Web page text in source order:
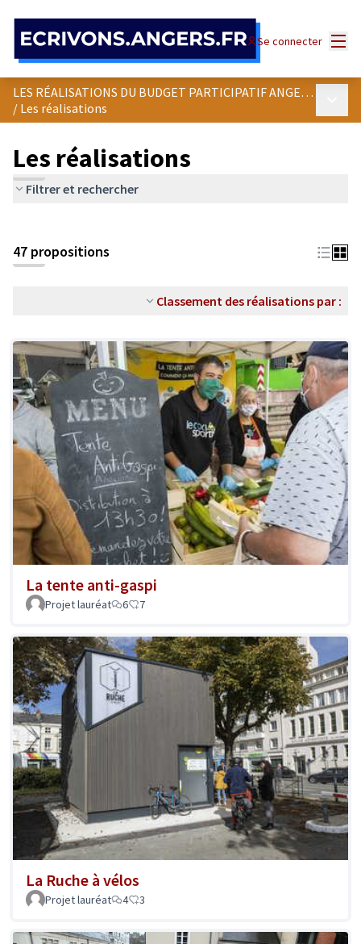
Se connecter
LES RÉALISATIONS DU BUDGET PARTICIPATIF ANGEVIN
/ Les réalisations
Les réalisations
Filtrer et rechercher
47 propositions
Classement des réalisations par :
La tente anti-gaspi
Projet lauréat 6 7
La Ruche à vélos
Projet lauréat 4 3